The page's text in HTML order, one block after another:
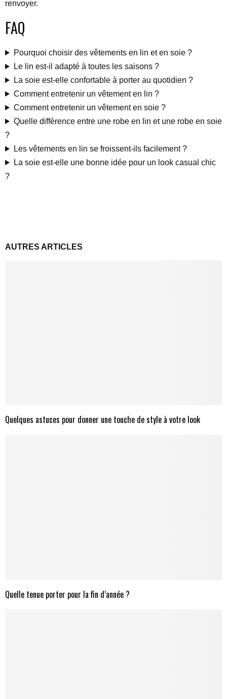
renvoyer.
FAQ
Pourquoi choisir des vêtements en lin et en soie ?
Le lin est-il adapté à toutes les saisons ?
La soie est-elle confortable à porter au quotidien ?
Comment entretenir un vêtement en lin ?
Comment entretenir un vêtement en soie ?
Quelle différence entre une robe en lin et une robe en soie
?
Les vêtements en lin se froissent-ils facilement ?
La soie est-elle une bonne idée pour un look casual chic
?
AUTRES ARTICLES
Quelques astuces pour donner une touche de style à votre look
Quelle tenue porter pour la fin d’année ?